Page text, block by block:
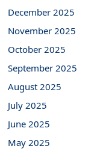
December 2025
November 2025
October 2025
September 2025
August 2025
July 2025
June 2025
May 2025